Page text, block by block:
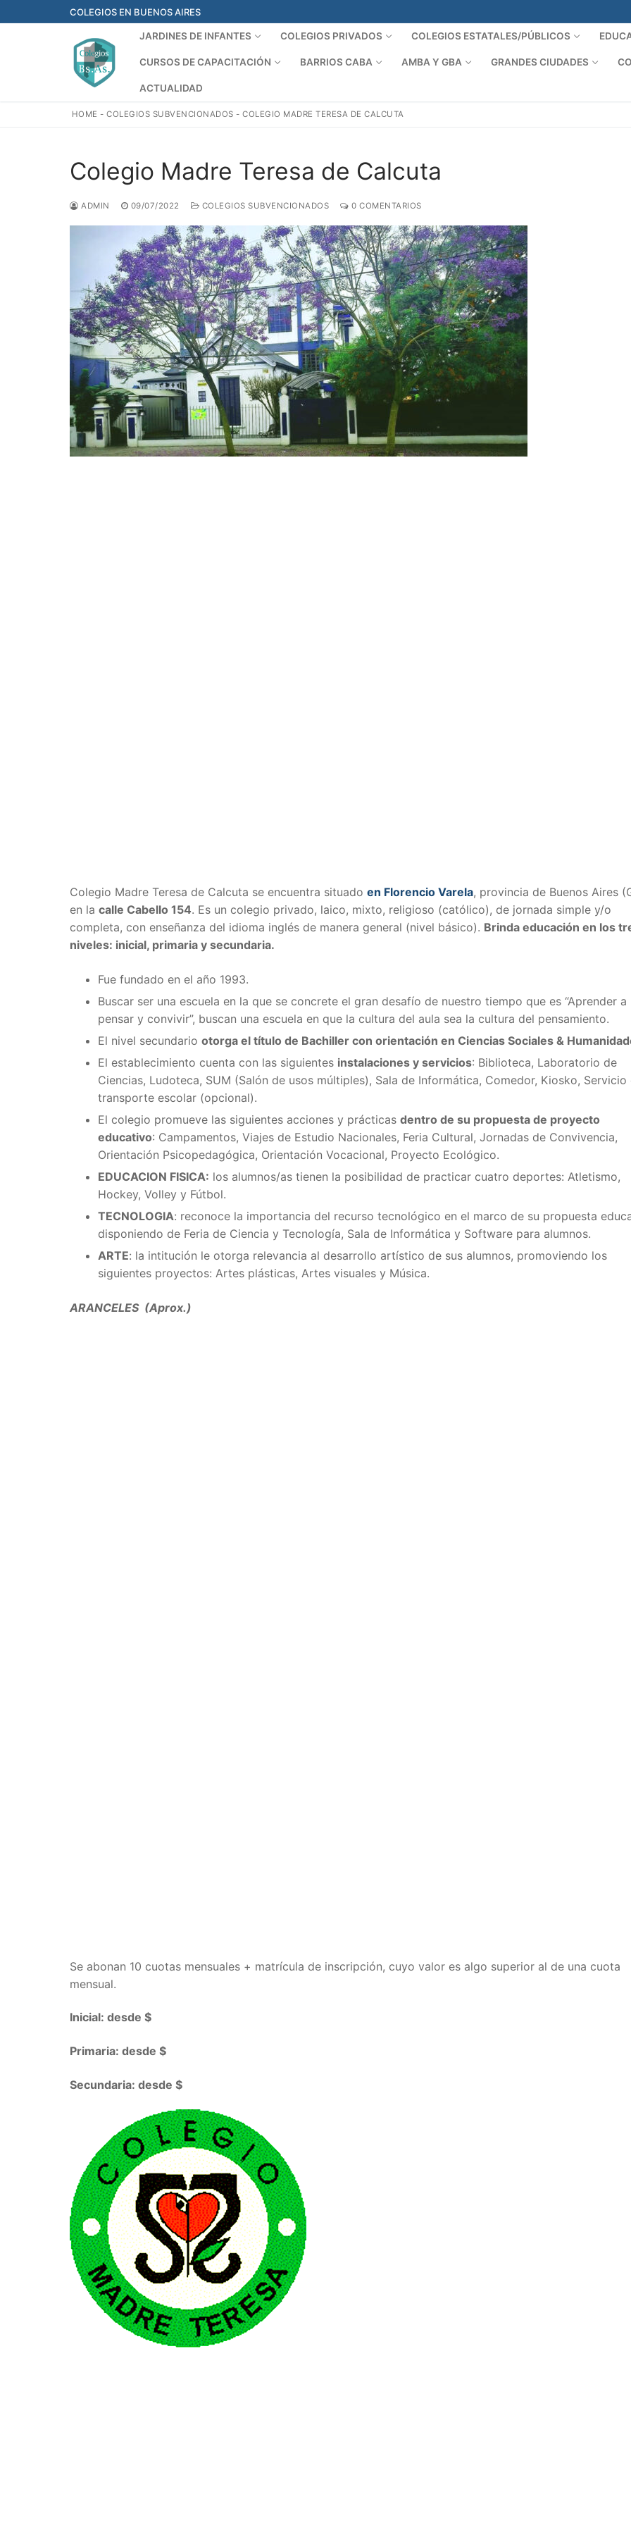
al
COLEGIOS EN BUENOS AIRES
JARDINES DE INFANTES COLEGIOS PRIVADOS COLEGIOS ESTATALES/PÚBLICOS
CURSOS DE CAPACITACIÓN BARRIOS CABA AMBA Y GBA GRANDES CIUDADES
ACTUALIDAD
HOME -COLEGIOS SUBVENCIONADOS -COLEGIO MADRE TERESA DE CALCUTA
Colegio Madre Teresa de Calcuta
ADMIN 09/07/2022 COLEGIOS SUBVENCIONADOS 0 COMENTARIOS
Colegio Madre Teresa de Calcuta se encuentra situado en Florencio Varela, provincia de Buenos Aires
en la calle Cabello 154. Es un colegio privado, laico, mixto, religioso (católico), de jornada simple y/o
completa, con enseñanza del idioma inglés de manera general (nivel básico). Brinda educación en los
niveles: inicial, primaria y secundaria.
Fue fundado en el año 1993.
Buscar ser una escuela en la que se concrete el gran desafío de nuestro tiempo que es “Aprender a
pensar y convivir”, buscan una escuela en que la cultura del aula sea la cultura del pensamiento.
El nivel secundario otorga el título de Bachiller con orientación en Ciencias Sociales &
El establecimiento cuenta con las siguientes instalaciones y servicios: Biblioteca, Laboratorio de
Ciencias, Ludoteca, SUM (Salón de usos múltiples), Sala de Informática, Comedor, Kiosko, Servicio
transporte escolar (opcional).
El colegio promueve las siguientes acciones y prácticas dentro de su propuesta de proyecto
educativo: Campamentos, Viajes de Estudio Nacionales, Feria Cultural, Jornadas de Convivencia,
Orientación Psicopedagógica, Orientación Vocacional, Proyecto Ecológico.
EDUCACION FISICA: los alumnos/as tienen la posibilidad de practicar cuatro deportes: Atletismo,
Hockey, Volley y Fútbol.
TECNOLOGIA: reconoce la importancia del recurso tecnológico en el marco de su propuesta
disponiendo de Feria de Ciencia y Tecnología, Sala de Informática y Software para alumnos.
ARTE: la intitución le otorga relevancia al desarrollo artístico de sus alumnos, promoviendo los
siguientes proyectos: Artes plásticas, Artes visuales y Música.
ARANCELES (Aprox.)
Se abonan 10 cuotas mensuales + matrícula de inscripción, cuyo valor es algo superior al de una cuota
mensual.
Inicial: desde $
Primaria: desde $
Secundaria: desde $